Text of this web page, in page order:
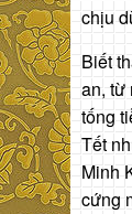
chịu
Biết
an, từ
tống
Tết
Minh
cứng